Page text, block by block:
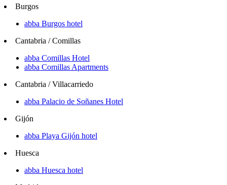
Burgos
abba Burgos hotel
Cantabria / Comillas
abba Comillas Hotel
abba Comillas Apartments
Cantabria / Villacarriedo
abba Palacio de Soñanes Hotel
Gijón
abba Playa Gijón hotel
Huesca
abba Huesca hotel